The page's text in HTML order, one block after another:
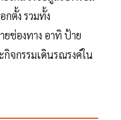
ตั้ง รวมทั้ง
ช่องทาง อาทิ ป้าย
จกรรมเดินรณรงค์ใน